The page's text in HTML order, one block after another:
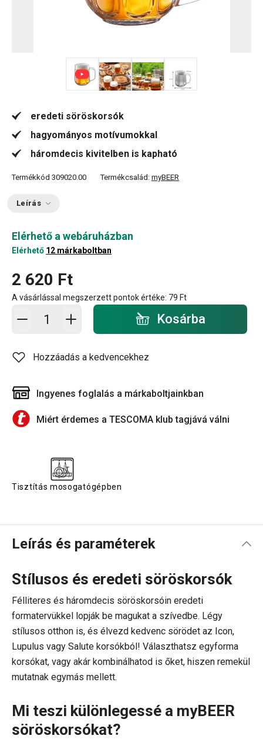
eredeti söröskorsók
hagyományos motívumokkal
háromdecis kivitelben is kapható
Termékkód 309020.00 Termékcsalád: myBEER
Leírás
Elérhető a webáruházban
Elérhető 12 márkaboltban
2 620 Ft
A vásárlással megszerzett pontok értéke: 79 Ft
Kosárba - mennyiség Kosárba
Hozzáadás a kedvencekhez
Ingyenes foglalás a márkaboltjainkban
Miért érdemes a TESCOMA klub tagjává válni
Tisztítás mosogatógépben
Leírás és paraméterek
Stílusos és eredeti söröskorsók
Félliteres és háromdecis söröskorsóin eredeti
formatervükkel lopják be magukat a szívedbe. Légy
stílusos otthon is, és élvezd kedvenc sörödet az Icon,
Lupulus vagy Salute korsókból! Választhatsz egyforma
korsókat, vagy akár kombinálhatod is őket, hiszen remekül
mutatnak egymás mellett.
Mi teszi különlegessé a myBEER
söröskorsókat?